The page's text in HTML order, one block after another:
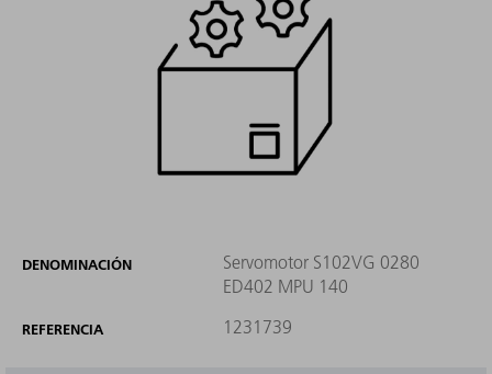
DENOMINACIÓN
Servomotor S102VG 0280
ED402 MPU 140
REFERENCIA 1231739